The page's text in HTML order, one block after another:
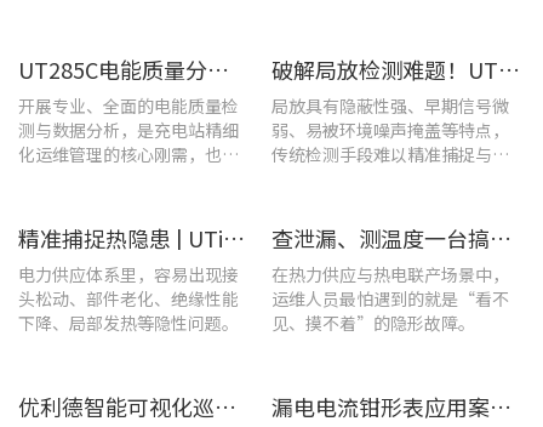
UT285C电能质量分析仪解决充电站三相用电各类难题
开展专业、全面的电能质量检
测与数据分析，是充电站精细
化运维管理的核心刚需，也是
破解局放检测难题！UT568B手持式声学成像仪让隐患“可视化”
局放具有隐蔽性强、早期信号微
弱、易被环境噪声掩盖等特点，
传统检测手段难以精准捕捉与定
精准捕捉热隐患 | UTi1020C红外热成像仪在发电站的实测应用
电力供应体系里，容易出现接
头松动、部件老化、绝缘性能
下降、局部发热等隐性问题。
查泄漏、测温度一台搞定！UT568F红外声成像仪让设备巡检更高效
在热力供应与热电联产场景中，
运维人员最怕遇到的就是“看不
见、摸不着”的隐形故障。
优利德智能可视化巡检方案，护航油气行业高效运维 漏电电流钳形表应用案例：电气设备检测